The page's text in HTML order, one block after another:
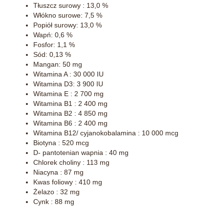
Tłuszcz surowy : 13,0 %
Włókno surowe: 7,5 %
Popiół surowy: 13,0 %
Wapń: 0,6 %
Fosfor: 1,1 %
Sód: 0,13 %
Mangan: 50 mg
Witamina A : 30 000 IU
Witamina D3: 3 900 IU
Witamina E : 2 700 mg
Witamina B1 : 2 400 mg
Witamina B2 : 4 850 mg
Witamina B6 : 2 400 mg
Witamina B12/ cyjanokobalamina : 10 000 mcg
Biotyna : 520 mcg
D- pantotenian wapnia : 40 mg
Chlorek choliny : 113 mg
Niacyna : 87 mg
Kwas foliowy : 410 mg
Żelazo : 32 mg
Cynk : 88 mg